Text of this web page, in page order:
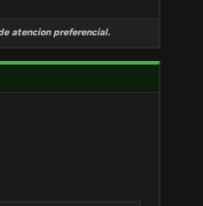
atencion preferencial.